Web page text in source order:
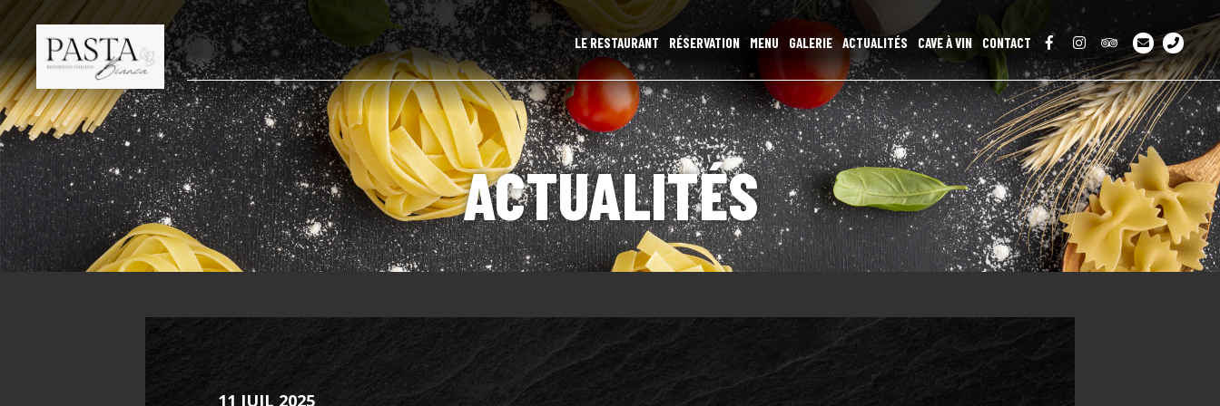
LE RESTAURANT RÉSERVATION MENU GALERIE ACTUALITÉS CAVE À VIN CONTACT
ACTUALITÉS
11 JUIL 2025